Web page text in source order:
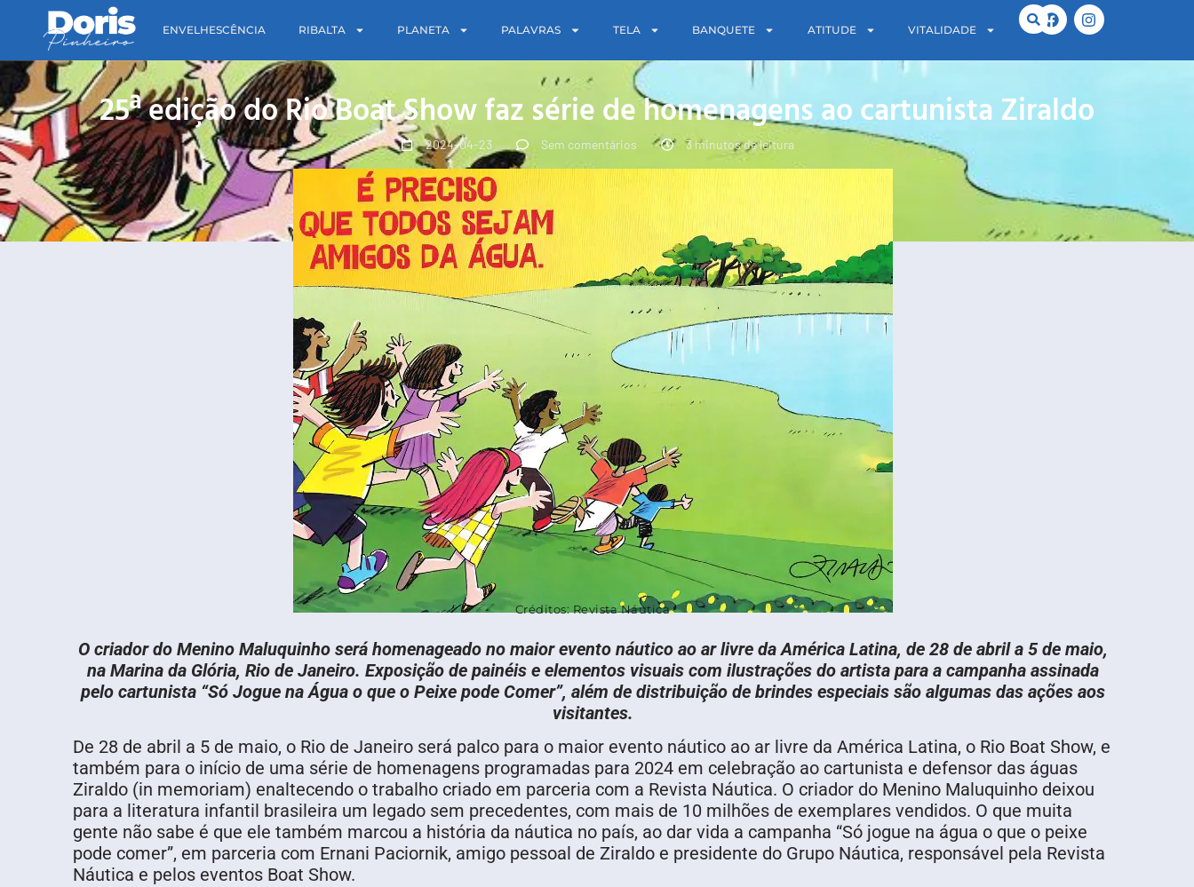
ENVELHESCÊNCIA RIBALTA PLANETA PALAVRAS TELA BANQUETE ATITUDE VITALIDADE
25ª edição do Rio Boat Show faz série de homenagens ao cartunista Ziraldo
2024-04-23 Sem comentários 3 minutos de leitura
Créditos: Revista Náutica
O criador do Menino Maluquinho será homenageado no maior evento náutico ao ar livre da América Latina, de 28 de abril a 5 de maio,
na Marina da Glória, Rio de Janeiro. Exposição de painéis e elementos visuais com ilustrações do artista para a campanha assinada
pelo cartunista “Só Jogue na Água o que o Peixe pode Comer”, além de distribuição de brindes especiais são algumas das ações aos
visitantes.
De 28 de abril a 5 de maio, o Rio de Janeiro será palco para o maior evento náutico ao ar livre da América Latina, o Rio Boat Show, e
também para o início de uma série de homenagens programadas para 2024 em celebração ao cartunista e defensor das águas
Ziraldo (in memoriam) enaltecendo o trabalho criado em parceria com a Revista Náutica. O criador do Menino Maluquinho deixou
para a literatura infantil brasileira um legado sem precedentes, com mais de 10 milhões de exemplares vendidos. O que muita
gente não sabe é que ele também marcou a história da náutica no país, ao dar vida a campanha “Só jogue na água o que o peixe
pode comer”, em parceria com Ernani Paciornik, amigo pessoal de Ziraldo e presidente do Grupo Náutica, responsável pela Revista
Náutica e pelos eventos Boat Show.